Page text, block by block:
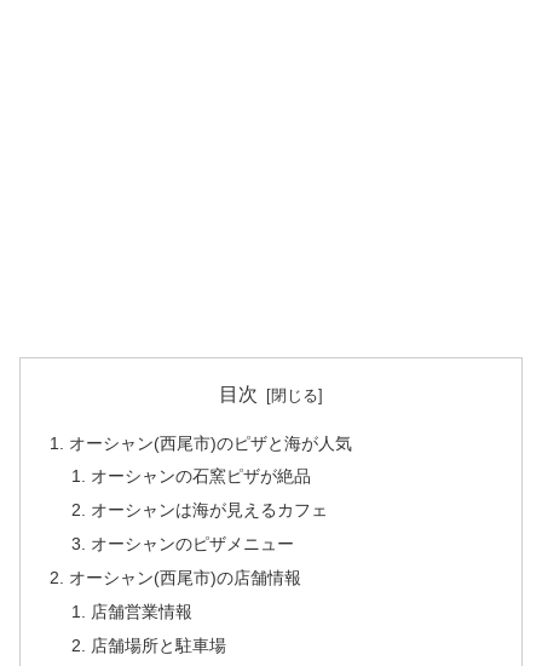
目次
オーシャン(西尾市)のピザと海が人気
オーシャンの石窯ピザが絶品
オーシャンは海が見えるカフェ
オーシャンのピザメニュー
オーシャン(西尾市)の店舗情報
店舗営業情報
店舗場所と駐車場